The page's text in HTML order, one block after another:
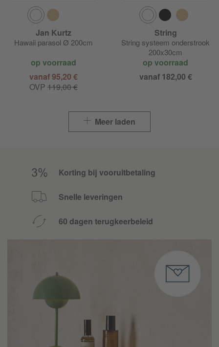
Jan Kurtz
Hawaii parasol Ø 200cm
op voorraad
vanaf 95,20 €
OVP 119,00 €
String
String systeem onderstrook
200x30cm
op voorraad
vanaf 182,00 €
Meer laden
Korting bij vooruitbetaling
Snelle leveringen
60 dagen terugkeerbeleid